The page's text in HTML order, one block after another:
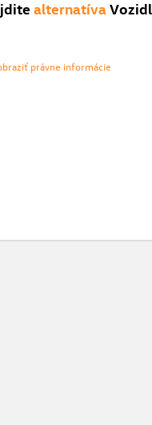
alternatíva
právne informácie